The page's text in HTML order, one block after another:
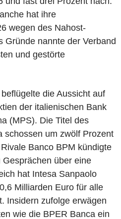
hat ihre
wegen des Nahost-
Gründe nannte der Verband
und gestörte
die Aussicht auf
der italienischen Bank
(MPS). Die Titel des
schossen um zwölf Prozent
Banco BPM kündigte
über eine
hat Intesa Sanpaolo
Milliarden Euro für alle
Insidern zufolge erwägen
wie die BPER Banca ein